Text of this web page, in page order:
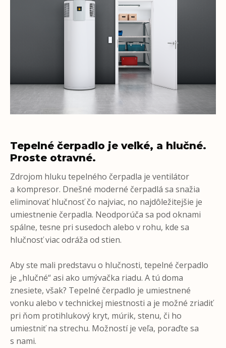
Tepelné čerpadlo je veľké, a hlučné.
Proste otravné.
Zdrojom hluku tepelného čerpadla je ventilátor
a kompresor. Dnešné moderné čerpadlá sa snažia
eliminovať hlučnosť čo najviac, no najdôležitejšie je
umiestnenie čerpadla. Neodporúča sa pod oknami
spálne, tesne pri susedoch alebo v rohu, kde sa
hlučnosť viac odráža od stien.
Aby ste mali predstavu o hlučnosti, tepelné čerpadlo
je „hlučné“ asi ako umývačka riadu. A tú doma
znesiete, však? Tepelné čerpadlo je umiestnené
vonku alebo v technickej miestnosti a je možné zriadiť
pri ňom protihlukový kryt, múrik, stenu, či ho
umiestniť na strechu. Možností je veľa, poraďte sa
s nami.